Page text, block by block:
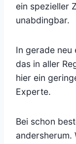
ein spezieller
unabdingbar.
In gerade neu
das in aller
hier ein
Experte.
Bei schon
andersherum.